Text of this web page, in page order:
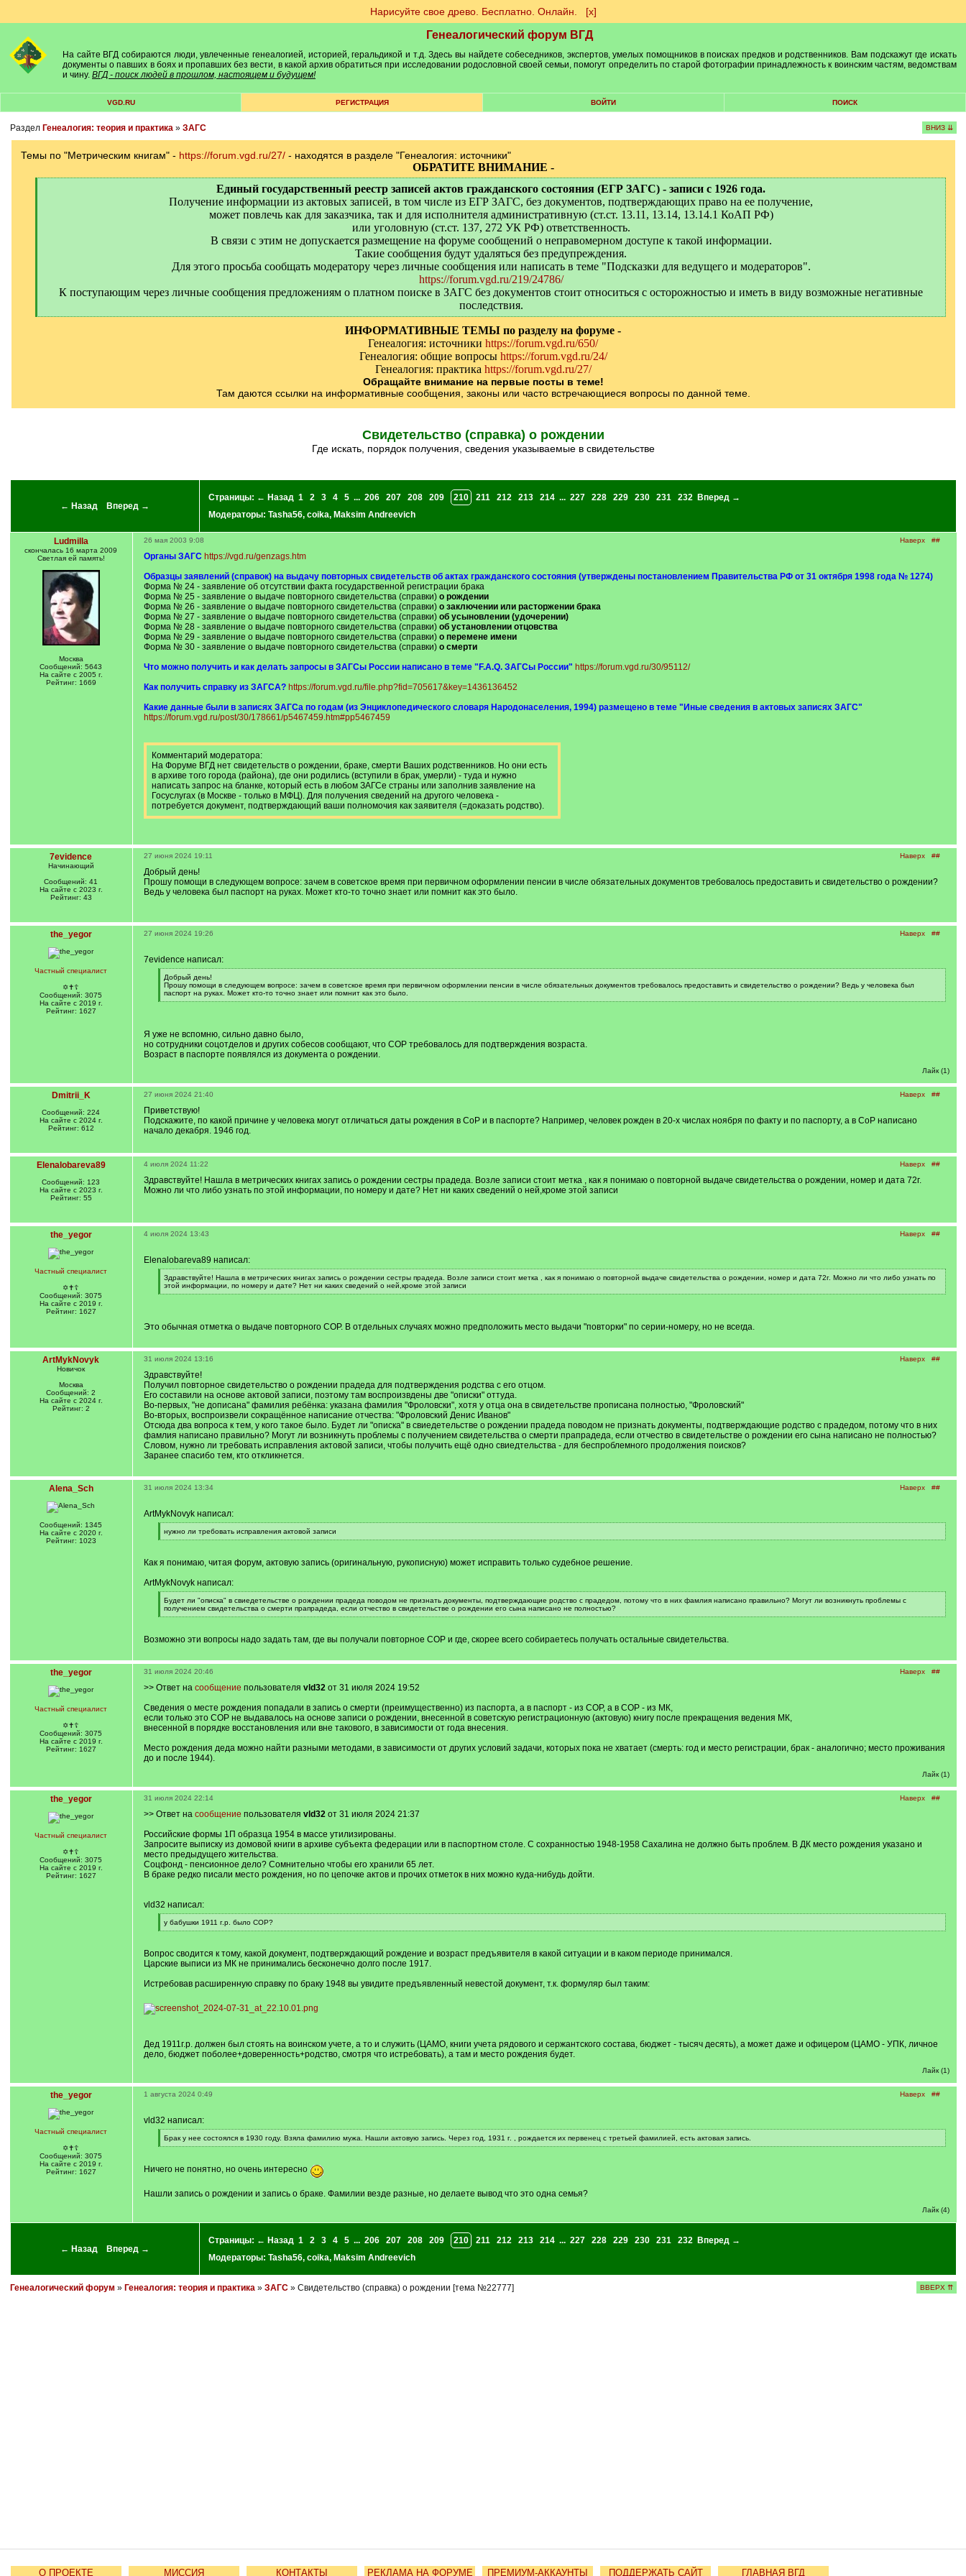
Нарисуйте свое древо. Бесплатно. Онлайн. [х]
Генеалогический форум ВГД
На сайте ВГД собираются люди, увлеченные генеалогией, историей, геральдикой и т.д. Здесь вы найдете собеседников, экспертов, умелых помощников в поисках предков и родственников. Вам подскажут где искать
документы о павших в боях и пропавших без вести, в какой архив обратиться при исследовании родословной своей семьи, помогут определить по старой фотографии принадлежность к воинским частям, ведомствам
и чину. ВГД - поиск людей в прошлом, настоящем и будущем!
VGD.RU РЕГИСТРАЦИЯ ВОЙТИ ПОИСК
Раздел Генеалогия: теория и практика» ЗАГС ВНИЗ ⇊
Темы по "Метрическим книгам" - https://forum.vgd.ru/27/- находятся в разделе "Генеалогия: источники"
ОБРАТИТЕ ВНИМАНИЕ -
Единый государственный реестр записей актов гражданского состояния (ЕГР ЗАГС) - записи с 1926 года.
Получение информации из актовых записей, в том числе из ЕГР ЗАГС, без документов, подтверждающих право на ее получение,
может повлечь как для заказчика, так и для исполнителя административную (ст.ст. 13.11, 13.14, 13.14.1 КоАП РФ)
или уголовную (ст.ст. 137, 272 УК РФ) ответственность.
В связи с этим не допускается размещение на форуме сообщений о неправомерном доступе к такой информации.
Такие сообщения будут удаляться без предупреждения.
Для этого просьба сообщать модератору через личные сообщения или написать в теме "Подсказки для ведущего и модераторов".
https://forum.vgd.ru/219/24786/
К поступающим через личные сообщения предложениям о платном поиске в ЗАГС без документов стоит относиться с осторожностью и иметь в виду возможные негативные
последствия.
[
ИНФОРМАТИВНЫЕ ТЕМЫ по разделу на форуме -
Генеалогия: источники https://forum.vgd.ru/650/
Генеалогия: общие вопросы https://forum.vgd.ru/24/
Генеалогия: практика https://forum.vgd.ru/27/
Обращайте внимание на первые посты в теме!
Там даются ссылки на информативные сообщения, законы или часто встречающиеся вопросы по данной теме.
Свидетельство (справка) о рождении
где искать, порядок получения, сведения указываемые в свидетельстве
← Назад Вперед →
Страницы: ← Назад 1 2 3 4 5 ... 206 207 208 209 210 211 212 213 214 ... 227 228 229 230 231 232
Вперед →
Модераторы: Tasha56, coika, Maksim Andreevich
Ludmilla
скончалась 16 марта 2009
Светлая ей память!
Москва
Сообщений: 5643
На сайте с 2005 г.
Рейтинг: 1669
Наверх ##
26 мая 2003 9:08
Органы ЗАГС https://vgd.ru/genzags.htm
Образцы заявлений (справок) на выдачу повторных свидетельств об актах гражданского состояния (утверждены постановлением Правительства РФ от 31 октября 1998 года № 1274)
Форма № 24 - заявление об отсутствии факта государственной регистрации брака
Форма № 25 - заявление о выдаче повторного свидетельства (справки) о рождении
Форма № 26 - заявление о выдаче повторного свидетельства (справки) о заключении или расторжении брака
Форма № 27 - заявление о выдаче повторного свидетельства (справки) об усыновлении (удочерении)
Форма № 28 - заявление о выдаче повторного свидетельства (справки) об установлении отцовства
Форма № 29 - заявление о выдаче повторного свидетельства (справки) о перемене имени
Форма № 30 - заявление о выдаче повторного свидетельства (справки) о смерти
Что можно получить и как делать запросы в ЗАГСы России написано в теме "F.A.Q. ЗАГСы России" https://forum.vgd.ru/30/95112/
Как получить справку из ЗАГСА? https://forum.vgd.ru/file.php?fid=705617&key=1436136452
Какие данные были в записях ЗАГСа по годам (из Энциклопедического словаря Народонаселения, 1994) размещено в теме "Иные сведения в актовых записях ЗАГС"
https://forum.vgd.ru/post/30/178661/p5467459.htm#pp5467459
Комментарий модератора:
На Форуме ВГД нет свидетельств о рождении, браке, смерти Ваших родственников. Но они есть
в архиве того города (района), где они родились (вступили в брак, умерли) - туда и нужно
написать запрос на бланке, который есть в любом ЗАГСе страны или заполнив заявление на
Госуслугах (в Москве - только в МФЦ). Для получения сведений на другого человека -
потребуется документ, подтверждающий ваши полномочия как заявителя (=доказать родство).
7evidence
Начинающий
Сообщений: 41
На сайте с 2023 г.
Рейтинг: 43
Наверх ##
27 июня 2024 19:11
Добрый день!
Прошу помощи в следующем вопросе: зачем в советское время при первичном оформлении пенсии в числе обязательных документов требовалось предоставить и свидетельство о рождении?
Ведь у человека был паспорт на руках. Может кто-то точно знает или помнит как это было.
the_yegor
Частный специалист
✡✝☦
Сообщений: 3075
На сайте с 2019 г.
Рейтинг: 1627
Наверх ##
27 июня 2024 19:26
7evidence написал:
[
q
]
Добрый день!
Прошу помощи в следующем вопросе: зачем в советское время при первичном оформлении пенсии в числе обязательных документов требовалось предоставить и свидетельство о рождении? Ведь у человека был
паспорт на руках. Может кто-то точно знает или помнит как это было.
[
Я уже не вспомню, сильно давно было,
но сотрудники соцотделов и других собесов сообщают, что СОР требовалось для подтверждения возраста.
Возраст в паспорте появлялся из документа о рождении.
Лайк (1)
Dmitrii_K
Сообщений: 224
На сайте с 2024 г.
Рейтинг: 612
Наверх ##
27 июня 2024 21:40
Приветствую!
Подскажите, по какой причине у человека могут отличаться даты рождения в СоР и в паспорте? Например, человек рожден в 20-х числах ноября по факту и по паспорту, а в СоР написано
начало декабря. 1946 год.
Elenalobareva89
Сообщений: 123
На сайте с 2023 г.
Рейтинг: 55
Наверх ##
4 июля 2024 11:22
Здравствуйте! Нашла в метрических книгах запись о рождении сестры прадеда. Возле записи стоит метка , как я понимаю о повторной выдаче свидетельства о рождении, номер и дата 72г.
Можно ли что либо узнать по этой информации, по номеру и дате? Нет ни каких сведений о ней,кроме этой записи
the_yegor
Частный специалист
✡✝☦
Сообщений: 3075
На сайте с 2019 г.
Рейтинг: 1627
Наверх ##
4 июля 2024 13:43
Elenalobareva89 написал:
[
q
]
Здравствуйте! Нашла в метрических книгах запись о рождении сестры прадеда. Возле записи стоит метка , как я понимаю о повторной выдаче свидетельства о рождении, номер и дата 72г. Можно ли что либо узнать по
этой информации, по номеру и дате? Нет ни каких сведений о ней,кроме этой записи
[
Это обычная отметка о выдаче повторного СОР. В отдельных случаях можно предположить место выдачи "повторки" по серии-номеру, но не всегда.
ArtMykNovyk
Новичок
Москва
Сообщений: 2
На сайте с 2024 г.
Рейтинг: 2
Наверх ##
31 июля 2024 13:16
Здравствуйте!
Получил повторное свидетельство о рождении прадеда для подтверждения родства с его отцом.
Его составили на основе актовой записи, поэтому там воспроизвдены две "описки" оттуда.
Во-первых, "не дописана" фамилия ребёнка: указана фамилия "Фроловски", хотя у отца она в свидетельстве прописана полностью, "Фроловский"
Во-вторых, воспроизвели сокращённое написание отчества: "Фроловский Денис Иванов"
Отсюда два вопроса к тем, у кого такое было. Будет ли "описка" в свиедетельстве о рождении прадеда поводом не признать документы, подтверждающие родство с прадедом, потому что в них
фамлия написано правильно? Могут ли возникнуть проблемы с получением свидетельства о смерти прапрадеда, если отчество в свидетельстве о рождении его сына написано не полностью?
Словом, нужно ли требовать исправления актовой записи, чтобы получить ещё одно свиедтельства - для беспроблемного продолжения поисков?
Заранее спасибо тем, кто откликнется.
Alena_Sch
Сообщений: 1345
На сайте с 2020 г.
Рейтинг: 1023
Наверх ##
31 июля 2024 13:34
ArtMykNovyk написал:
[
q
нужно ли требовать исправления актовой записи
[
]
Как я понимаю, читая форум, актовую запись (оригинальную, рукописную) может исправить только судебное решение.
ArtMykNovyk написал:
[
q
]
Будет ли "описка" в свиедетельстве о рождении прадеда поводом не признать документы, подтверждающие родство с прадедом, потому что в них фамлия написано правильно? Могут ли возникнуть проблемы с
получением свидетельства о смерти прапрадеда, если отчество в свидетельстве о рождении его сына написано не полностью?
[
]
Возможно эти вопросы надо задать там, где вы получали повторное СОР и где, скорее всего собираетесь получать остальные свидетельства.
the_yegor
Частный специалист
✡✝☦
Сообщений: 3075
На сайте с 2019 г.
Рейтинг: 1627
Наверх ##
31 июля 2024 20:46
>> Ответ на сообщение пользователя vld32от 31 июля 2024 19:52
Сведения о месте рождения попадали в запись о смерти (преимущественно) из паспорта, а в паспорт - из СОР, а в СОР - из МК,
если только это СОР не выдавалось на основе записи о рождении, внесенной в советскую регистрационную (актовую) книгу после прекращения ведения МК,
внесенной в порядке восстановления или вне такового, в зависимости от года внесения.
Место рождения деда можно найти разными методами, в зависимости от других условий задачи, которых пока не хватает (смерть: год и место регистрации, брак - аналогично; место проживания
до и после 1944).
Лайк (1)
the_yegor
Частный специалист
✡✝☦
Сообщений: 3075
На сайте с 2019 г.
Рейтинг: 1627
Наверх ##
31 июля 2024 22:14
>> Ответ на сообщение пользователя vld32от 31 июля 2024 21:37
Российские формы 1П образца 1954 в массе утилизированы.
Запросите выписку из домовой книги в архиве субъекта федерации или в паспортном столе. С сохранностью 1948-1958 Сахалина не должно быть проблем. В ДК место рождения указано и
место предыдущего жительства.
Соцфонд - пенсионное дело? Сомнительно чтобы его хранили 65 лет.
В браке редко писали место рождения, но по цепочке актов и прочих отметок в них можно куда-нибудь дойти.
vld32 написал:
[
q
у бабушки 1911 г.р. было СОР?
[
]
Вопрос сводится к тому, какой документ, подтверждающий рождение и возраст предъявителя в какой ситуации и в каком периоде принимался.
Царские выписи из МК не принимались бесконечно долго после 1917.
Истребовав расширенную справку по браку 1948 вы увидите предъявленный невестой документ, т.к. формуляр был таким:
Дед 1911г.р. должен был стоять на воинском учете, а то и служить (ЦАМО, книги учета рядового и сержантского состава, бюджет - тысяч десять), а может даже и офицером (ЦАМО - УПК, личное
дело, бюджет поболее+доверенность+родство, смотря что истребовать), а там и место рождения будет.
Лайк (1)
the_yegor
Частный специалист
✡✝☦
Сообщений: 3075
На сайте с 2019 г.
Рейтинг: 1627
Наверх ##
1 августа 2024 0:49
vld32 написал:
[
q
Брак у нее состоялся в 1930 году. Взяла фамилию мужа. Нашли актовую запись. Через год, 1931 г. , рождается их первенец с третьей фамилией, есть актовая запись.
[
]
Ничего не понятно, но очень интересно
Нашли запись о рождении и запись о браке. Фамилии везде разные, но делаете вывод что это одна семья?
Лайк (4)
← Назад Вперед →
Страницы: ← Назад 1 2 3 4 5 ... 206 207 208 209 210 211 212 213 214 ... 227 228 229 230 231 232
Вперед →
Модераторы: Tasha56, coika, Maksim Andreevich
Генеалогический форум » Генеалогия: теория и практика» ЗАГС» Свидетельство (справка) о рождении [тема №22777] ВВЕРХ ⇈
О ПРОЕКТЕ МИССИЯ КОНТАКТЫ РЕКЛАМА НА ФОРУМЕ ПРЕМИУМ-АККАУНТЫ ПОДДЕРЖАТЬ САЙТ ГЛАВНАЯ ВГД